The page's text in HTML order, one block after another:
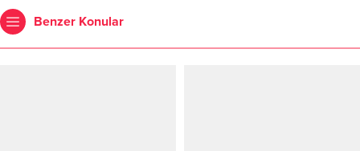
Benzer Konular